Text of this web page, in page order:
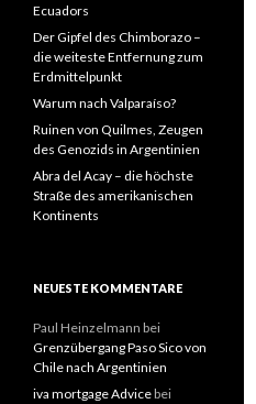
Ecuadors
Der Gipfel des Chimborazo –
die weiteste Entfernung zum
Erdmittelpunkt
Warum nach Valparaíso?
Ruinen von Quilmes, Zeugen
des Genozids in Argentinien
Abra del Acay – die höchste
Straße des amerikanischen
Kontinents
NEUESTE KOMMENTARE
Paul Heinzelmann bei
Grenzübergang Paso Sico von
Chile nach Argentinien
iva mortgage Advicebei